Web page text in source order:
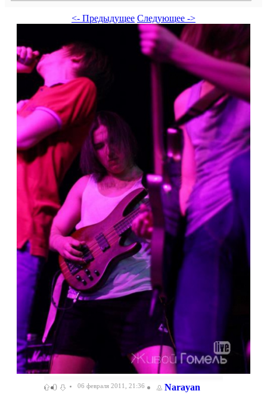
<- Предыдущее Следующее ->
0 06 февраля 2011, 21:36 Narayan